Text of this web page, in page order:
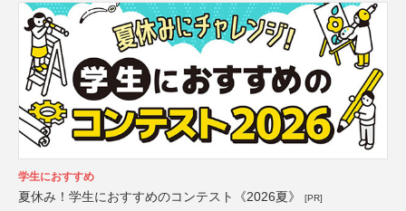
学生におすすめ
夏休み！学生におすすめのコンテスト《2026夏》 [PR]